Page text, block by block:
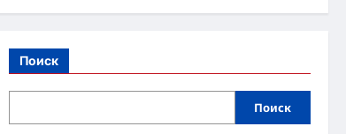
Поиск
Поиск